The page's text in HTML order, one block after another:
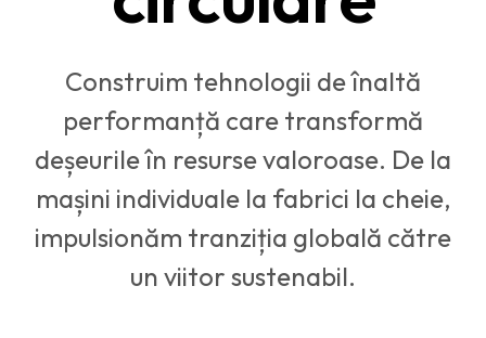
Construim tehnologii de înaltă
performanță care transformă
deșeurile în resurse valoroase. De la
mașini individuale la fabrici la cheie,
impulsionăm tranziția globală către
un viitor sustenabil.